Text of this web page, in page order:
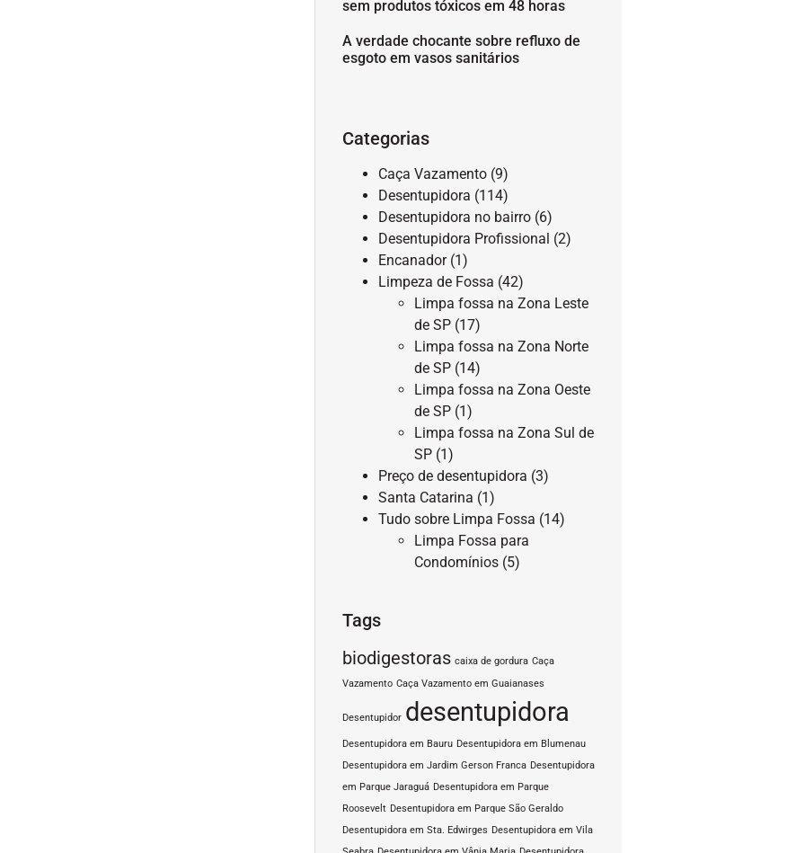
sem produtos tóxicos em 48 horas
A verdade chocante sobre refluxo de
esgoto em vasos sanitários
Categorias
Caça Vazamento (9)
Desentupidora (114)
Desentupidora no bairro (6)
Desentupidora Profissional (2)
Encanador(1)
Limpeza de Fossa (42)
Limpa fossa na Zona Leste
de SP (17)
Limpa fossa na Zona Norte
de SP (14)
Limpa fossa na Zona Oeste
de SP (1)
Limpa fossa na Zona Sul de
SP (1)
Preço de desentupidora (3)
Santa Catarina (1)
Tudo sobre Limpa Fossa (14)
Limpa Fossa para
Condomínios (5)
Tags
biodigestoras caixa de gordura Caça
Vazamento Caça Vazamento em Guaianases
Desentupidor desentupidora
Desentupidora em Bauru Desentupidora em Blumenau
Desentupidora em Jardim Gerson Franca Desentupidora
em Parque Jaraguá Desentupidora em Parque
Roosevelt Desentupidora em Parque São Geraldo
Desentupidora em Sta. Edwirges Desentupidora em Vila